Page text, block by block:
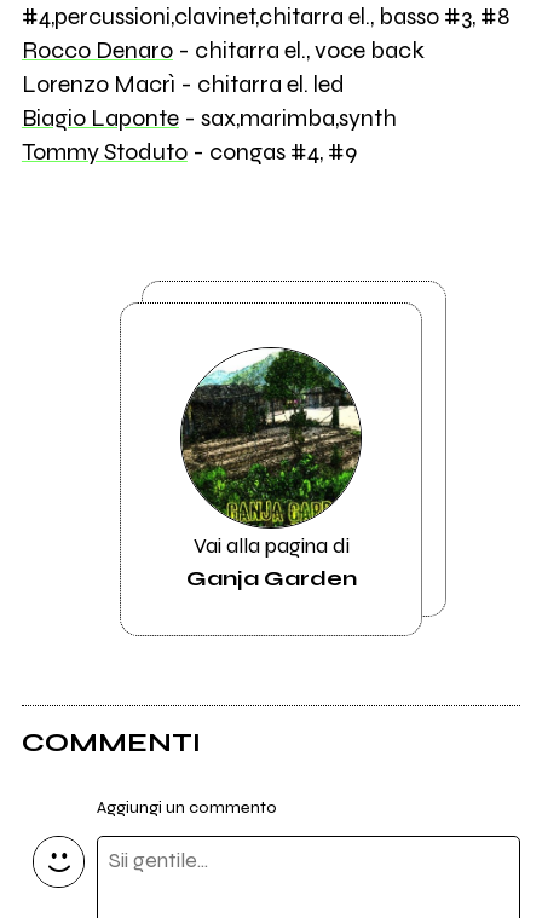
#4,percussioni,clavinet,chitarra el., basso #3, #8
Rocco Denaro- chitarra el., voce back
Lorenzo Macrì - chitarra el. led
Biagio Laponte- sax,marimba,synth
Tommy Stoduto- congas #4, #9
Vai alla pagina di
Ganja Garden
COMMENTI
Aggiungi un commento